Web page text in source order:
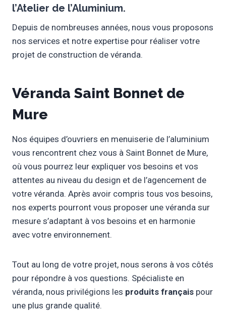
l’Atelier de l’Aluminium.
Depuis de nombreuses années, nous vous proposons
nos services et notre expertise pour réaliser votre
projet de construction de véranda.
Véranda Saint Bonnet de
Mure
Nos équipes d’ouvriers en menuiserie de l’aluminium
vous rencontrent chez vous à Saint Bonnet de Mure,
où vous pourrez leur expliquer vos besoins et vos
attentes au niveau du design et de l’agencement de
votre véranda. Après avoir compris tous vos besoins,
nos experts pourront vous proposer une véranda sur
mesure s’adaptant à vos besoins et en harmonie
avec votre environnement.
Tout au long de votre projet, nous serons à vos côtés
pour répondre à vos questions. Spécialiste en
véranda, nous privilégions les produits français pour
une plus grande qualité.